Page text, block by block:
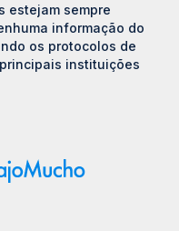
estejam sempre
informação do
os protocolos de
instituições